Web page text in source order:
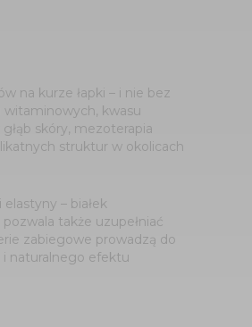
na kurze łapki – i nie bez
kwasu
skóry, mezoterapia
struktur w okolicach
– białek
także uzupełniać
zabiegowe prowadzą do
i naturalnego efektu